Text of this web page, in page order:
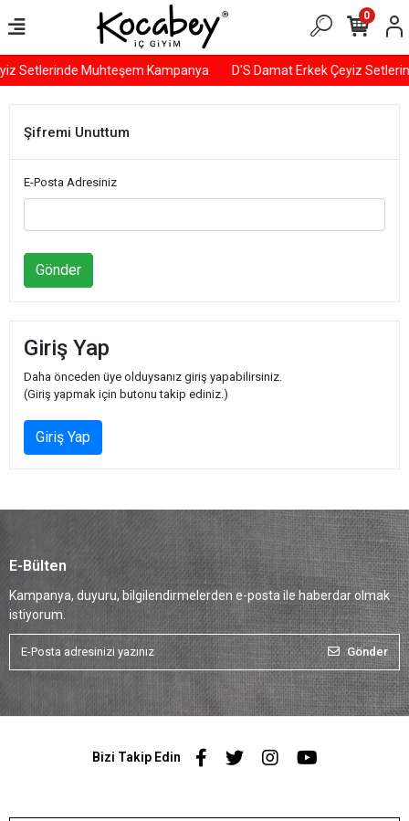
Setlerinde Muhteşem Kampanya D'S Damat Erkek Çeyiz
0
Şifremi Unuttum
E-Posta Adresiniz
Gönder
Giriş Yap
Daha önceden üye olduysanız giriş yapabilirsiniz.
(Giriş yapmak için butonu takip ediniz.)
Giriş Yap
E-Bülten
Kampanya, duyuru, bilgilendirmelerden e-posta ile haberdar olmak
istiyorum.
Gönder
Bizi Takip Edin